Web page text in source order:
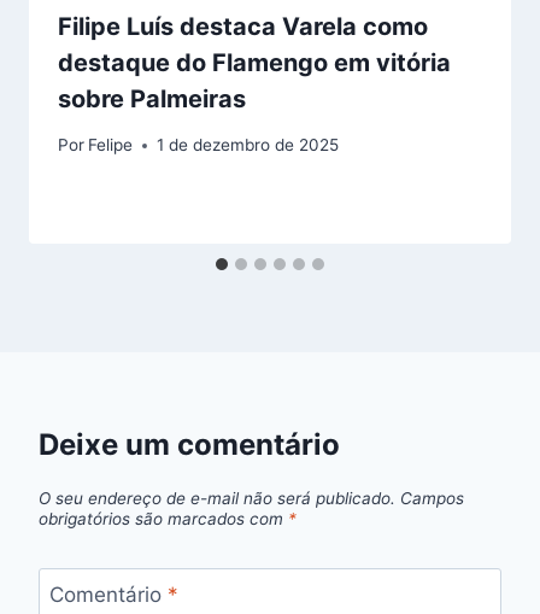
Filipe Luís destaca Varela como
destaque do Flamengo em vitória
sobre Palmeiras
Por Felipe 1 de dezembro de 2025
Deixe um comentário
O seu endereço de e-mail não será publicado. Campos
obrigatórios são marcados com *
Comentário *